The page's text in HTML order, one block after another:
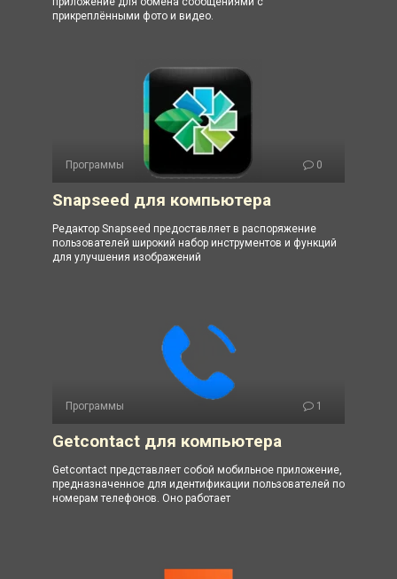
прикреплёнными фото и видео.
Программы 0
Snapseed для компьютера
Редактор Snapseed предоставляет в распоряжение
пользователей широкий набор инструментов и функций
для улучшения изображений
Программы 1
Getcontact для компьютера
Getcontact представляет собой мобильное приложение,
предназначенное для идентификации пользователей по
номерам телефонов. Оно работает